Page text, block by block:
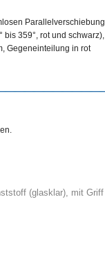
Parallelverschiebung
bis 359°, rot und schwarz)
, Gegeneinteilung in rot
(glasklar), mit Griff